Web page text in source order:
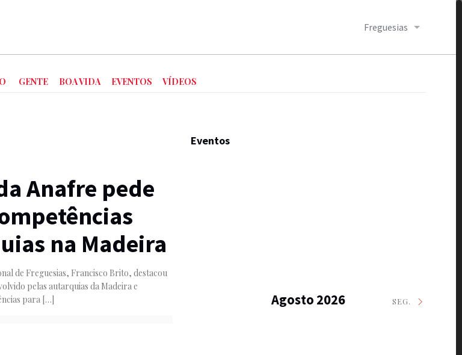
Freguesias
GENTE BOA VIDA EVENTOS VÍDEOS
Anafre pede
na Madeira
de Freguesias, Francisco Brito, destacou
pelas autarquias da Madeira e
para […]
Eventos
Agosto 2026 SEG.